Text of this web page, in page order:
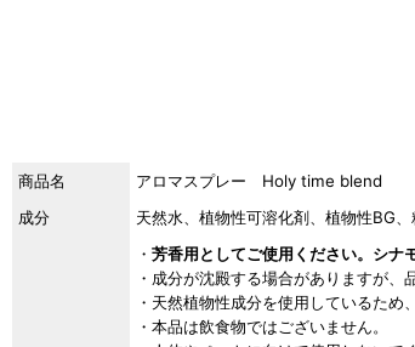
商品名
アロマスプレー Holy time blend
成分
天然水、植物性可溶化剤、植物性BG
・ 芳香用としてご使用ください。シナ
・成分が沈殿する場合がありますが、
・天然植物性成分を使用しているため
・本品は飲食物ではございません。